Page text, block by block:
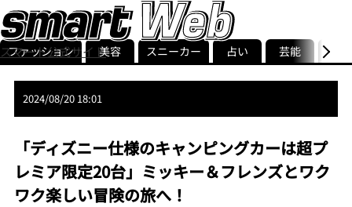
スマート公式サイト
smart最新号
記事一覧ランキング
ストリ
ファッション 美容 スニーカー 占い 芸能 グル
2024/08/20 18:01
「ディズニー仕様のキャンピングカーは超プ
レミア限定20台」ミッキー＆フレンズとワク
ワク楽しい冒険の旅へ！